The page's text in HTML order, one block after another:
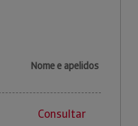
Nome e apelidos
Consultar